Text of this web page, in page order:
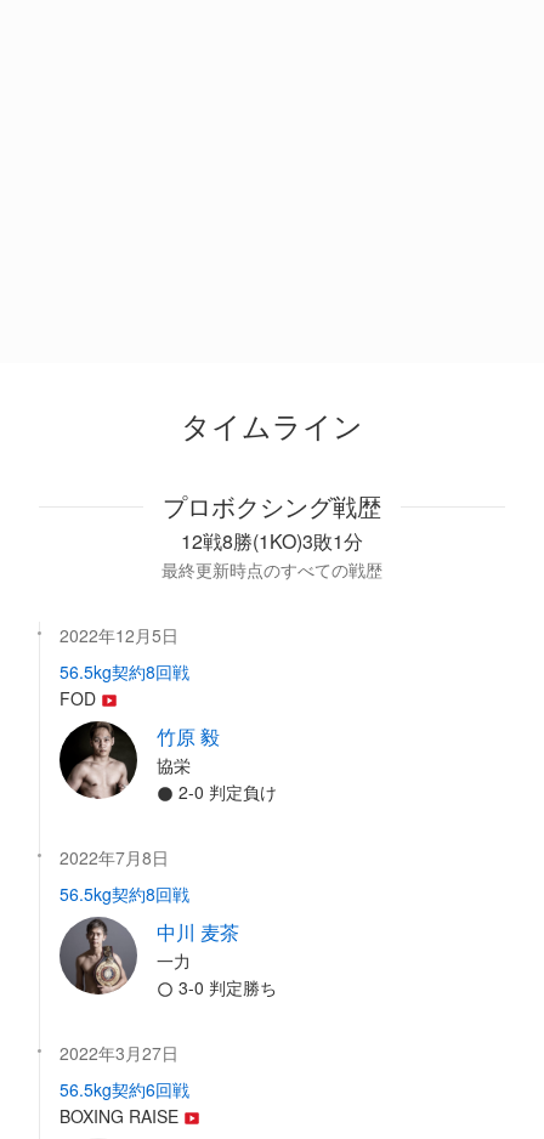
タイムライン
プロボクシング戦歴
12戦8勝(1KO)3敗1分
最終更新時点のすべての戦歴
2022年12月5日
56.5kg契約8回戦
FOD
竹原 毅
協栄
2-0 判定負け
2022年7月8日
56.5kg契約8回戦
中川 麦茶
一力
3-0 判定勝ち
2022年3月27日
56.5kg契約6回戦
BOXING RAISE